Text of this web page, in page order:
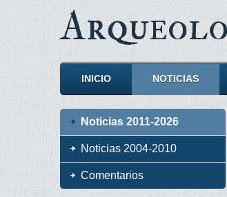
INICIO NOTICIAS
Noticias 2011-2026
Noticias 2004-2010
Comentarios